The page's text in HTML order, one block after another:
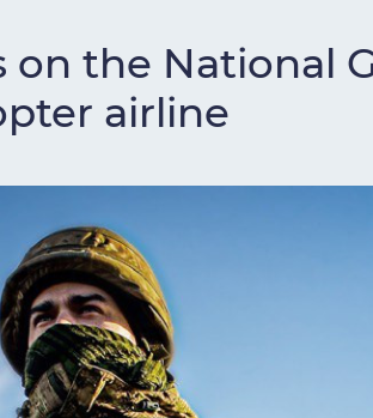
on the National
airline